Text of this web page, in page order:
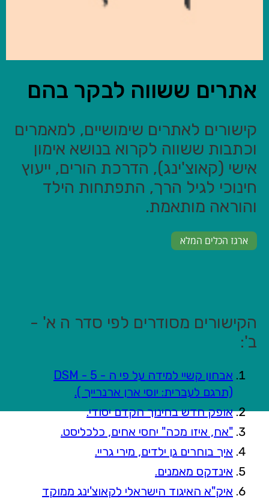
אתרים ששווה לבקר בהם
קישורים לאתרים שימושיים, למאמרים
וכתבות ששווה לקרוא בנושא אימון
אישי (קאוצ'ינג), הדרכת הורים, ייעוץ
חינוכי לגיל הרך, התפתחות הילד
והוראה מותאמת.
ארגז הכלים המלא
הקישורים מסודרים לפי סדר ה א' -
ב':
אבחון קשיי למידה על פי ה - 5 - DSM
(תרגם לעברית: יוסי ארן ארנרייך ).
אופק חדש בחינוך הקדם יסודי.
"אח, איזו מכה" יחסי אחים, כלכליסט.
איך בוחרים גן ילדים, מירי גריי.
אינדקס מאמנים.
איק"א האיגוד הישראלי לקאוצ'ינג ממוקד